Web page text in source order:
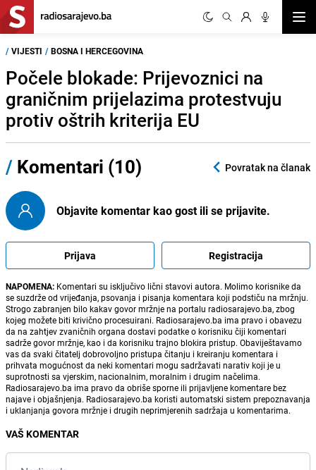
/ VIJESTI / BOSNA I HERCEGOVINA
Počele blokade: Prijevoznici na
graničnim prijelazima protestvuju
protiv oštrih kriterija EU
/ Komentari (10) Povratak na članak
Objavite komentar kao gost ili se prijavite.
Prijava Registracija
NAPOMENA: Komentari su isključivo lični stavovi autora. Molimo korisnike da
se suzdrže od vrijeđanja, psovanja i pisanja komentara koji podstiču na mržnju.
Strogo zabranjen bilo kakav govor mržnje na portalu radiosarajevo.ba, zbog
kojeg možete biti krivično procesuirani. Radiosarajevo.ba ima pravo i obavezu
da na zahtjev zvaničnih organa dostavi podatke o korisniku čiji komentari
sadrže govor mržnje, kao i da korisniku trajno blokira pristup. Obaviještavamo
vas da svaki čitatelj dobrovoljno pristupa čitanju i kreiranju komentara i
prihvata mogućnost da neki komentari mogu sadržavati narativ koji je u
suprotnosti sa vjerskim, nacionalnim, moralnim i drugim načelima.
Radiosarajevo.ba ima pravo da obriše sporne ili prijavljene komentare bez
najave i objašnjenja. Radiosarajevo.ba koristi automatski sistem prepoznavanja
i uklanjanja govora mržnje i drugih neprimjerenih sadržaja u komentarima.
VAŠ KOMENTAR